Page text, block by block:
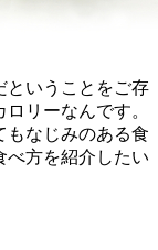
ということをご存
リーなんです。
もなじみのある食
べ方を紹介したい